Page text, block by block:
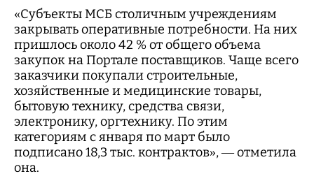
«Субъекты МСБ столичным учреждениям
закрывать оперативные потребности. На них
пришлось около 42 % от общего объема
закупок на Портале поставщиков. Чаще всего
заказчики покупали строительные,
хозяйственные и медицинские товары,
бытовую технику, средства связи,
электронику, оргтехнику. По этим
категориям с января по март было
подписано 18,3 тыс. контрактов», — отметила
она.